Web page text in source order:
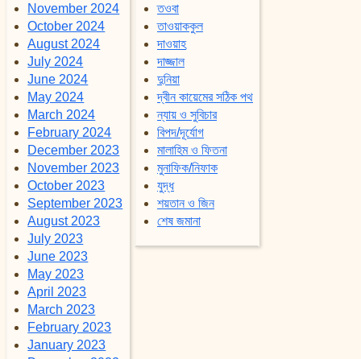
November 2024
October 2024
August 2024
July 2024
June 2024
May 2024
March 2024
February 2024
December 2023
November 2023
October 2023
September 2023
August 2023
July 2023
June 2023
May 2023
April 2023
March 2023
February 2023
January 2023
তওবা
তাওয়াককুল
দাওয়াহ
দাজ্জাল
দুনিয়া
দ্বীন কায়েমের সঠিক পথ
ন্যায় ও সুবিচার
বিপদ/দূর্যোগ
মালাহিম ও ফিতনা
মুনাফিক/নিফাক
যুদ্ধ
শয়তান ও জিন
শেষ জমানা